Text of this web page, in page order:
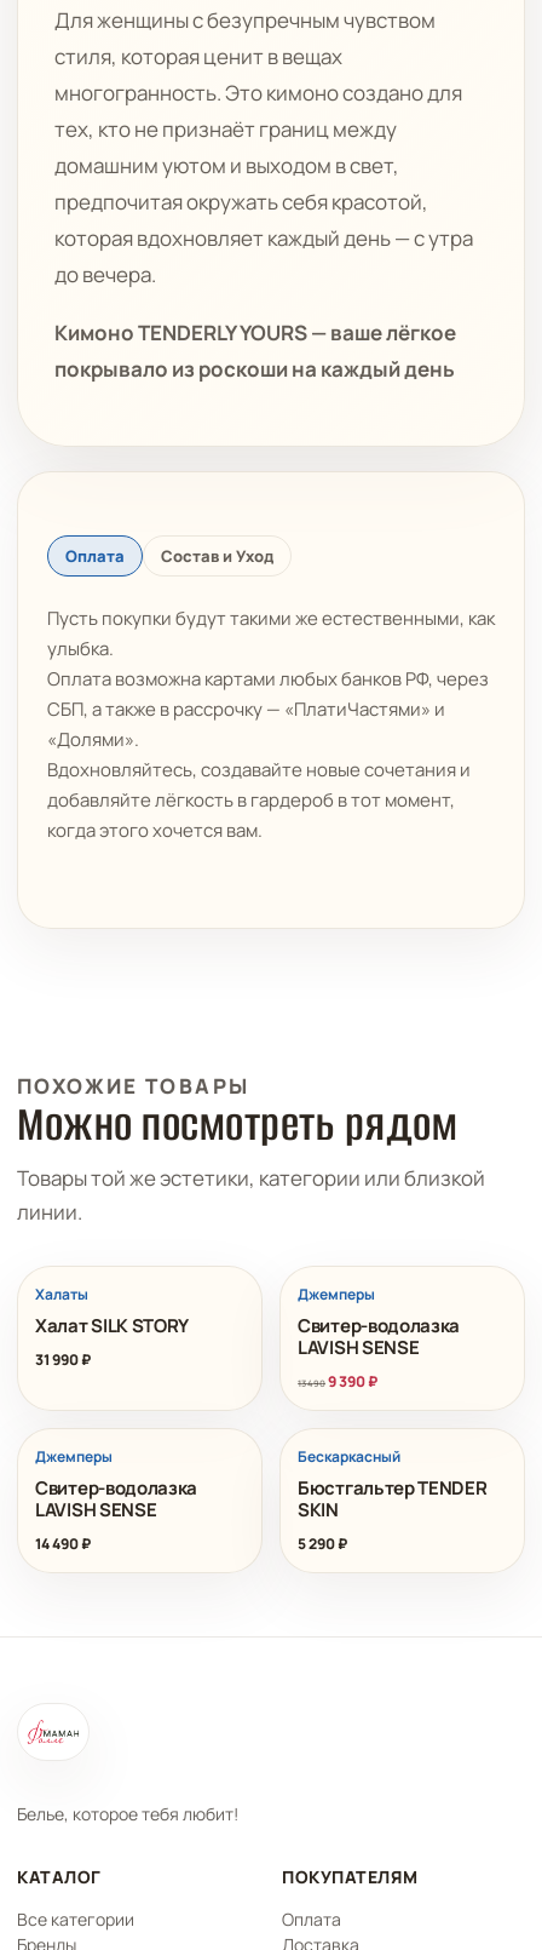
Для женщины с безупречным чувством
стиля, которая ценит в вещах
многогранность. Это кимоно создано для
тех, кто не признаёт границ между
домашним уютом и выходом в свет,
предпочитая окружать себя красотой,
которая вдохновляет каждый день — с утра
до вечера.
Кимоно TENDERLY YOURS — ваше лёгкое
покрывало из роскоши на каждый день
Оплата Состав и Уход
Пусть покупки будут такими же естественными, как
улыбка.
Оплата возможна картами любых банков РФ, через
СБП, а также в рассрочку — «ПлатиЧастями» и
«Долями».
Вдохновляйтесь, создавайте новые сочетания и
добавляйте лёгкость в гардероб в тот момент,
когда этого хочется вам.
ПОХОЖИЕ ТОВАРЫ
Можно посмотреть рядом
Товары той же эстетики, категории или близкой
линии.
Халаты
Халат SILK STORY
31 990₽
Джемперы
Свитер-водолазка
LAVISH SENSE
13 490 9 390₽
Джемперы
Свитер-водолазка
LAVISH SENSE
14 490₽
Бескаркасный
Бюстгальтер TENDER
SKIN
5 290₽
Белье, которое тебя любит!
КАТАЛОГ
Все категории
Бренды
ПОКУПАТЕЛЯМ
Оплата
Доставка